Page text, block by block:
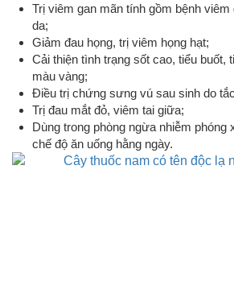
Trị viêm gan mãn tính gồm bệnh
da;
Giảm đau họng, trị viêm họng hạt;
Cải thiện tình trạng sốt cao, tiểu buốt,
màu vàng;
Điều trị chứng sưng vú sau sinh do
Trị đau mắt đỏ, viêm tai giữa;
Dùng trong phòng ngừa nhiễm phóng
chế độ ăn uống hằng ngày.